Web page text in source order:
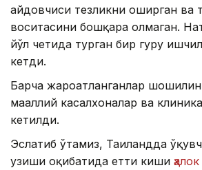
ҳайдовчиси тезликни оширган ва
воситасини бошқара олмаган.
йўл четида турган бир гуруҳ
кетди.
Барча жароҳатланганлар
маҳаллий касалхоналар ва
кетилди.
Эслатиб ўтамиз, Таиландда
узиши оқибатида етти киши